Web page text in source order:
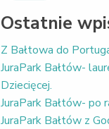
Ostatnie
Z Bałtowa do
JuraPark Bałtów-
Dziecięcej.
JuraPark Bałtów- po
JuraPark Bałtów z